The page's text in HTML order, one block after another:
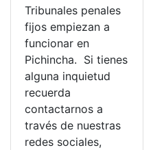
Tribunales penales
fijos empiezan a
funcionar en
Pichincha. Si tienes
alguna inquietud
recuerda
contactarnos a
través de nuestras
redes sociales,